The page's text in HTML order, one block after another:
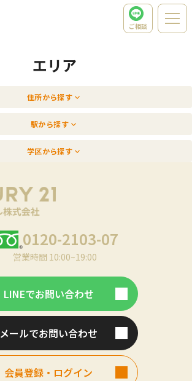
ご相談
エリア
住所から探す
駅から探す
学区から探す
0120-2103-07
営業時間 10:00~19:00
LINEでお問い合わせ
メールでお問い合わせ
会員登録・ログイン